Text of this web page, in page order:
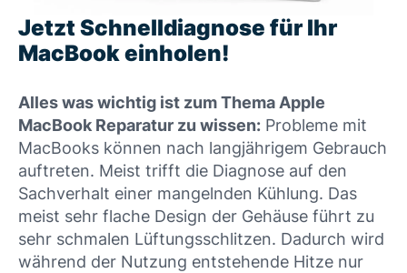
Jetzt Schnelldiagnose für Ihr
MacBook einholen!
Alles was wichtig ist zum Thema Apple
MacBook Reparatur zu wissen: Probleme mit
MacBooks können nach langjährigem Gebrauch
auftreten. Meist trifft die Diagnose auf den
Sachverhalt einer mangelnden Kühlung. Das
meist sehr flache Design der Gehäuse führt zu
sehr schmalen Lüftungsschlitzen. Dadurch wird
während der Nutzung entstehende Hitze nur